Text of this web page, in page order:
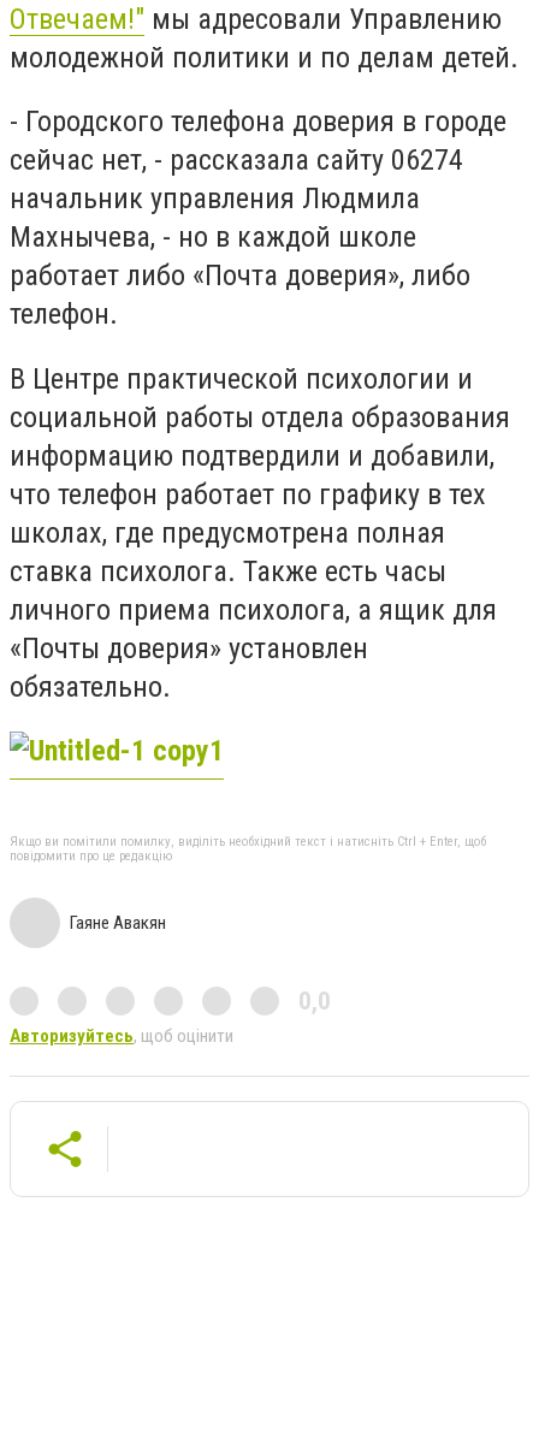
Отвечаем!" мы адресовали Управлению
молодежной политики и по делам детей.
- Городского телефона доверия в городе
сейчас нет, - рассказала сайту 06274
начальник управления Людмила
Махнычева, - но в каждой школе
работает либо «Почта доверия», либо
телефон.
В Центре практической психологии и
социальной работы отдела образования
информацию подтвердили и добавили,
что телефон работает по графику в тех
школах, где предусмотрена полная
ставка психолога. Также есть часы
личного приема психолога, а ящик для
«Почты доверия» установлен
обязательно.
Якщо ви помітили помилку, виділіть необхідний текст і натисніть Ctrl + Enter, щоб
повідомити про це редакцію
Гаяне Авакян
0,0
Авторизуйтесь, щоб оцінити